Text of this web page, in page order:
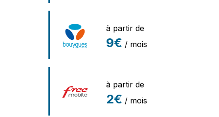
à partir de
9€ / mois
à partir de
2€ / mois